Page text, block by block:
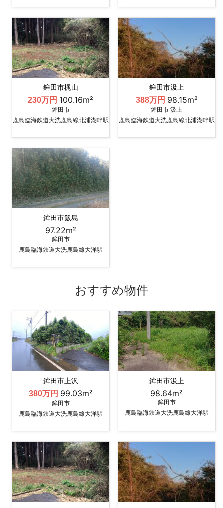
鉾田市梶山
230万円 100.16m²
鉾田市
鹿島臨海鉄道大洗鹿島線北浦湖畔駅
鉾田市汲上
388万円 98.15m²
鉾田市 汲上
鹿島臨海鉄道大洗鹿島線北浦湖畔駅
鉾田市飯島
97.22m²
鉾田市
鹿島臨海鉄道大洗鹿島線大洋駅
おすすめ物件
鉾田市上沢
380万円 99.03m²
鉾田市
鹿島臨海鉄道大洗鹿島線大洋駅
鉾田市汲上
98.64m²
鉾田市
鹿島臨海鉄道大洗鹿島線大洋駅